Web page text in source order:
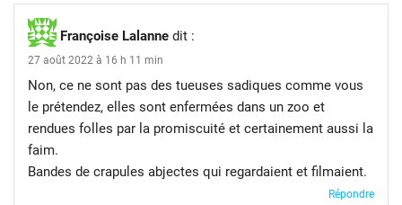
Françoise Lalanne dit :
27 août 2022 à 16 h 11 min
Non, ce ne sont pas des tueuses sadiques comme vous
le prétendez, elles sont enfermées dans un zoo et
rendues folles par la promiscuité et certainement aussi la
faim.
Bandes de crapules abjectes qui regardaient et filmaient.
Répondre